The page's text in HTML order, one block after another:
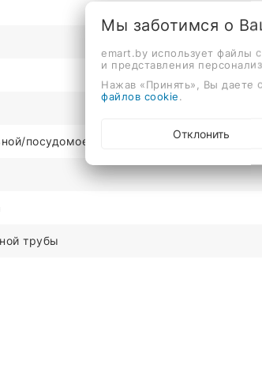
посудомоечной машины
трубы
Мы заботимся о
emart.by использует файлы
и представления
Нажав «Принять», Вы даете
файлов cookie.
Отклонить